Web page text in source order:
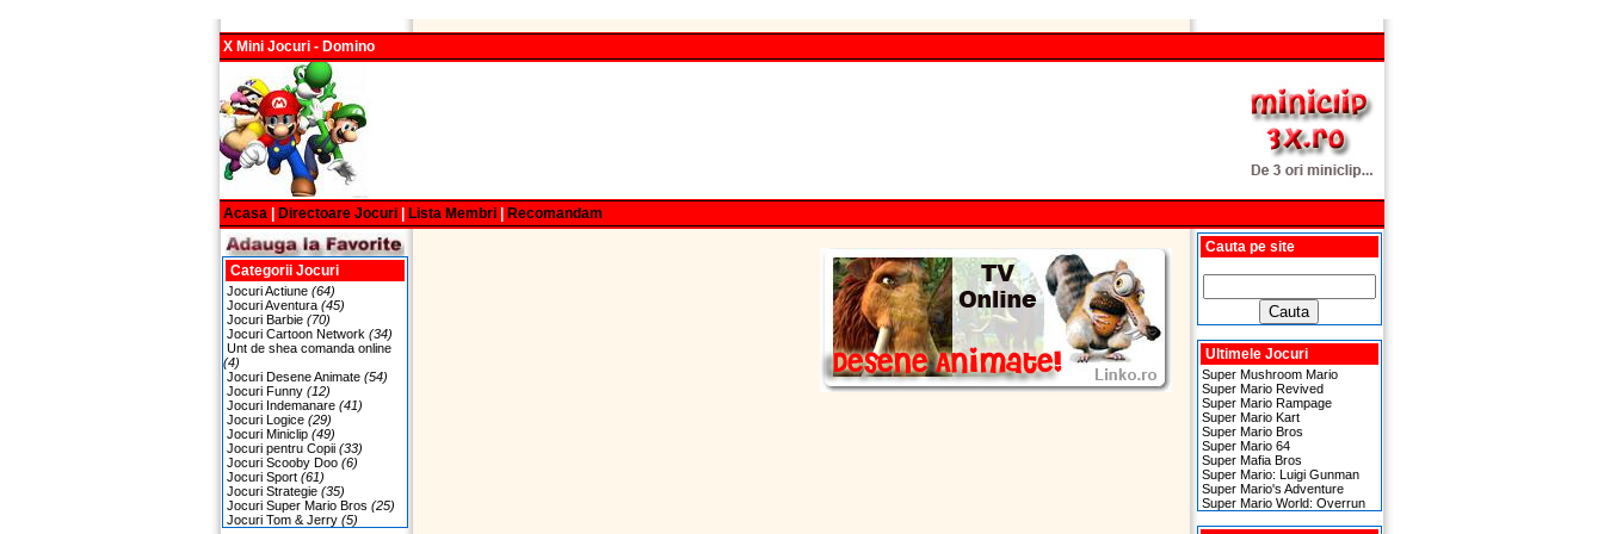
X Mini Jocuri - Domino
Acasa Directoare Jocuri Lista Membri Recomandam
Categorii Jocuri
Jocuri Actiune (64)
Jocuri Aventura (45)
Jocuri Barbie (70)
Jocuri Cartoon Network (34)
Unt de shea comanda online
(4)
Jocuri Desene Animate (54)
Jocuri Funny (12)
Jocuri Indemanare (41)
Jocuri Logice (29)
Jocuri Miniclip (49)
Jocuri pentru Copii (33)
Jocuri Scooby Doo (6)
Jocuri Sport (61)
Jocuri Strategie (35)
Jocuri Super Mario Bros (25)
Jocuri Tom & Jerry (5)
Cauta pe site
Ultimele Jocuri
Super Mushroom Mario
Super Mario Revived
Super Mario Rampage
Super Mario Kart
Super Mario Bros
Super Mario 64
Super Mafia Bros
Super Mario: Luigi Gunman
Super Mario's Adventure
Super Mario World: Overrun